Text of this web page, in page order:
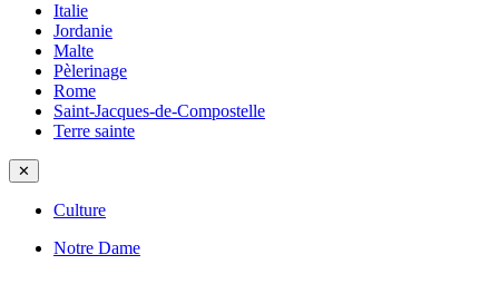
Italie
Jordanie
Malte
Pèlerinage
Rome
Saint-Jacques-de-Compostelle
Terre sainte
✕
Culture
Notre Dame